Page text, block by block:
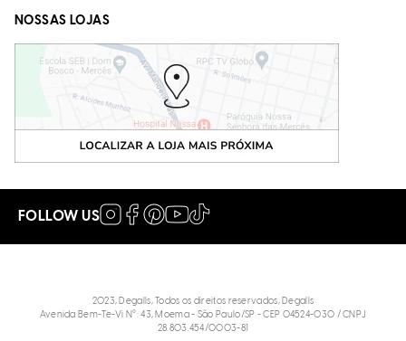
NOSSAS LOJAS
FOLLOW US
2023, Degalls, Todos os direitos reservados, Degalls
Avenida Bem-Te-Vi N°: 43, Moema - São Paulo/SP - CEP 04524-030 / CNPJ
28.803.454/0003-81